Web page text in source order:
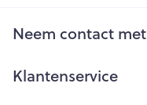
Neem contact
Klantenservice